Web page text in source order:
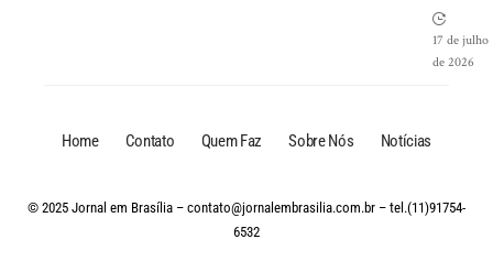
17 de julho
de 2026
Home Contato Quem Faz Sobre Nós Notícias
© 2025 Jornal em Brasília – contato@jornalembrasilia.com.br – tel.(11)91754-
6532